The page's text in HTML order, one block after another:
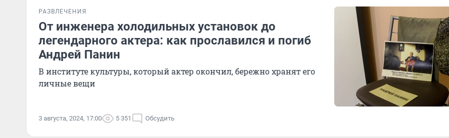
РАЗВЛЕЧЕНИЯ
От инженера холодильных установок до
легендарного актера: как прославился и погиб
Андрей Панин
В институте культуры, который актер окончил, бережно хранят его
личные вещи
3 августа, 2024, 17:00 5 351 Обсудить